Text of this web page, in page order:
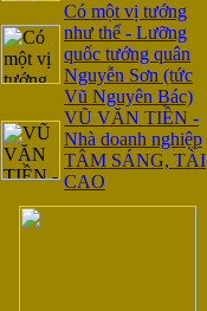
Có một vị tướng
như thế - Lưỡng
quốc tướng quân
Nguyễn Sơn (tức
Vũ Nguyên Bác)
VŨ VĂN TIỀN -
Nhà doanh nghiệp
TÂM SÁNG, TÀI
CAO